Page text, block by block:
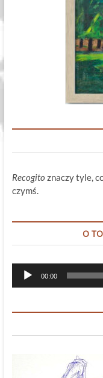
Recogito znaczy tyle,
czymś.
O
Odtwarzacz
plików
00:00